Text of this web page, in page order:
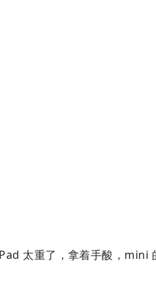
太重了，拿着手酸，mini